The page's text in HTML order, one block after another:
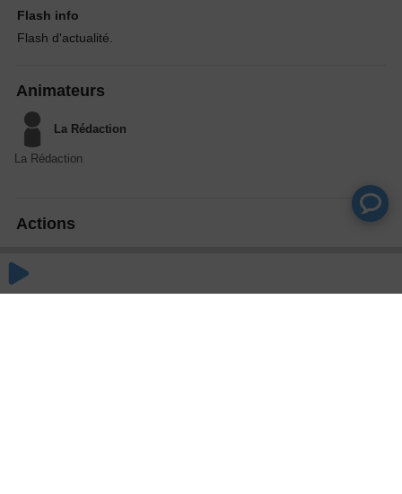
Flash info
Flash d'actualité.
Animateurs
La Rédaction
La Rédaction
Actions